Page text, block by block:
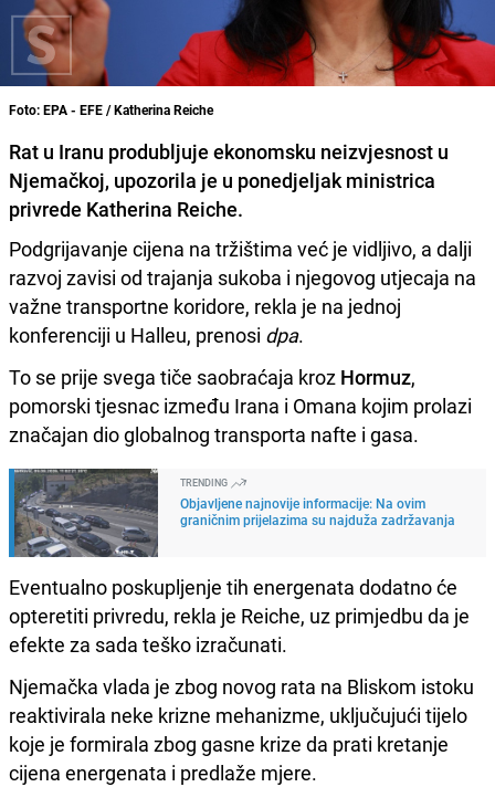
Foto: EPA - EFE / Katherina Reiche
Rat u Iranu produbljuje ekonomsku neizvjesnost u
Njemačkoj, upozorila je u ponedjeljak ministrica
privrede Katherina Reiche.
Podgrijavanje cijena na tržištima već je vidljivo, a dalji
razvoj zavisi od trajanja sukoba i njegovog utjecaja na
važne transportne koridore, rekla je na jednoj
konferenciji u Halleu, prenosi dpa.
To se prije svega tiče saobraćaja kroz Hormuz,
pomorski tjesnac između Irana i Omana kojim prolazi
značajan dio globalnog transporta nafte i gasa.
TRENDING
Objavljene najnovije informacije: Na ovim
graničnim prijelazima su najduža zadržavanja
Eventualno poskupljenje tih energenata dodatno će
opteretiti privredu, rekla je Reiche, uz primjedbu da je
efekte za sada teško izračunati.
Njemačka vlada je zbog novog rata na Bliskom istoku
reaktivirala neke krizne mehanizme, uključujući tijelo
koje je formirala zbog gasne krize da prati kretanje
cijena energenata i predlaže mjere.